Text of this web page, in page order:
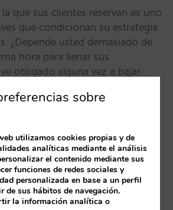
que sus clientes reservan es uno
que condicionan su estrategia
¿Depende usted demasiado de
hora para llenar sus
obligado alguna vez a bajar
leyendo: le proponemos
El mercado…
2005
sobre
utilizamos cookies propias y de
analíticas mediante el análisis
el contenido mediante sus
funciones de redes sociales y
personalizada en base a un perfil
de sus hábitos de navegación.
la información analítica o